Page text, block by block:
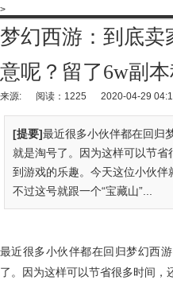
>
梦幻西游：到底
意呢？留了6w副
来源: 阅读：1225 2020-04-29
[提要]最近很多小伙伴都在回归
就是淘号了。因为这样可以节
到游戏的乐趣。今天这位小伙伴
不过这号就跟一个“宝藏山”...
最近很多小伙伴都在回归梦幻西
了。因为这样可以节省很多时间，